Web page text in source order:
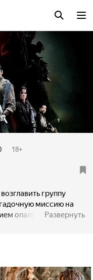
18+
группу
миссию на
опального доктора
чудовище,
в роли своих жертв.
Развернуть